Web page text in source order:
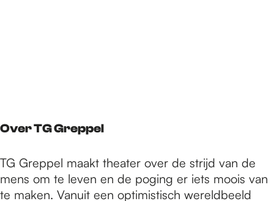
Over TG Greppel
TG Greppel maakt theater over de strijd van de
mens om te leven en de poging er iets moois van
te maken. Vanuit een optimistisch wereldbeeld